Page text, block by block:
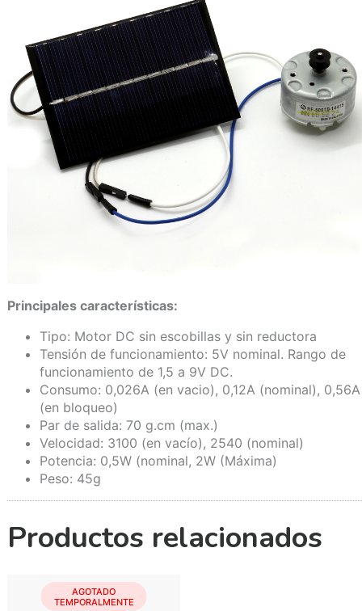
Principales características:
Tipo: Motor DC sin escobillas y sin reductora
Tensión de funcionamiento: 5V nominal. Rango de
funcionamiento de 1,5 a 9V DC.
Consumo: 0,026A (en vacio), 0,12A (nominal), 0,56A
(en bloqueo)
Par de salida: 70 g.cm (max.)
Velocidad: 3100 (en vacío), 2540 (nominal)
Potencia: 0,5W (nominal, 2W (Máxima)
Peso: 45g
Productos relacionados
AGOTADO
TEMPORALMENTE